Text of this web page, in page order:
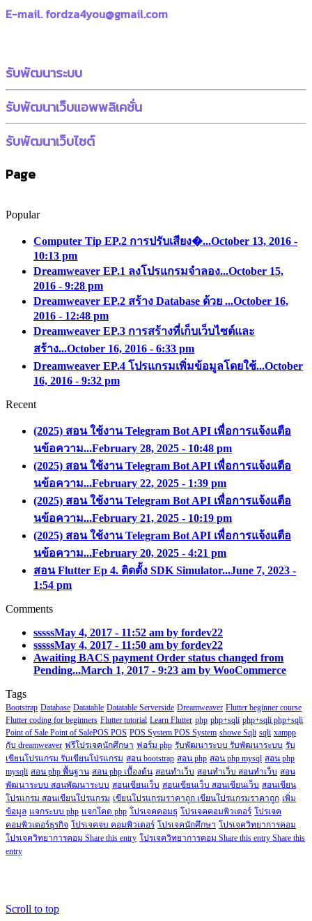
E-mail. fordza4you@gmail.com
รับพัฒนาระบบ
รับพัฒนาเว็บแอพพลิเคชั่น
รับพัฒนาเว็บไซต์
Page
Popular
Computer Tip EP.2 การปรับเสียง�...October 13, 2016 -
10:13 pm
Dreamweaver EP.1 ลงโปรแกรมจำลอง...October 15,
2016 - 9:28 pm
Dreamweaver EP.2 สร้าง Database ด้วย ...October 16,
2016 - 12:48 pm
Dreamweaver EP.3 การสร้างที่เก็บเว็บไซต์และ
สร้าง...October 16, 2016 - 6:33 pm
Dreamweaver EP.4 โปรแกรมเพิ่มข้อมูลโดยใช้...October
16, 2016 - 9:32 pm
Recent
(2025) สอน ใช้งาน Telegram Bot API เพื่อการแจ้งแตือ
นข้อความ...February 28, 2025 - 10:48 pm
(2025) สอน ใช้งาน Telegram Bot API เพื่อการแจ้งแตือ
นข้อความ...February 22, 2025 - 1:39 pm
(2025) สอน ใช้งาน Telegram Bot API เพื่อการแจ้งแตือ
นข้อความ...February 21, 2025 - 10:19 pm
(2025) สอน ใช้งาน Telegram Bot API เพื่อการแจ้งแตือ
นข้อความ...February 20, 2025 - 4:21 pm
สอน Flutter Ep 4. ติดตั้ง SDK Simulator...June 7, 2023 -
1:54 pm
Comments
sssssMay 4, 2017 - 11:52 am by fordev22
sssssMay 4, 2017 - 11:50 am by fordev22
Awaiting BACS payment Order status changed from
Pending...March 1, 2017 - 9:23 am by WooCommerce
Tags
Bootstrap Database Datatable Datatable Serverside Dreamweaver Flutter beginner course
Flutter coding for beginners Flutter tutorial Learn Flutter php php+sqli php+sqli php+sqli
Point of Sale Point of SalePOS POS POS System POS System showe Sqli sqli xampp
กับ dreamweaver ฟรีโปรเจคนักศึกษา ฟอร์ม php รับพัฒนาระบบ รับพัฒนาระบบ รับ
เขียนโปรแกรม รับเขียนโปรแกรม สอน bootstrap สอน php สอน php mysql สอน php
mysqli สอน php พื้นฐาน สอน php เบื้องต้น สอนทำเว็บ สอนทำเว็บ สอนทำเว็บ สอน
พัฒนาระบบ สอนพัฒนาระบบ สอนเขียนเว็บ สอนเขียนเว็บ สอนเขียนเว็บ สอนเขียน
โปรแกรม สอนเขียนโปรแกรม เขียนโปรแกรมราคาถูก เขียนโปรแกรมราคาถูก เพิ่ม
ข้อมูล แจกระบบ php แจกโคด php โปรเจคคอมธุ โปรเจคคอมพิวเตอร์ โปรเจค
คอมพิวเตอร์ธุรกิจ โปรเจคจบ คอมพิวเตอร์ โปรเจคนักศึกษา โปรเจควิทยาการคอม
โปรเจควิทยาการคอม Share this entry โปรเจควิทยาการคอม Share this entry Share this
entry
Scroll to top